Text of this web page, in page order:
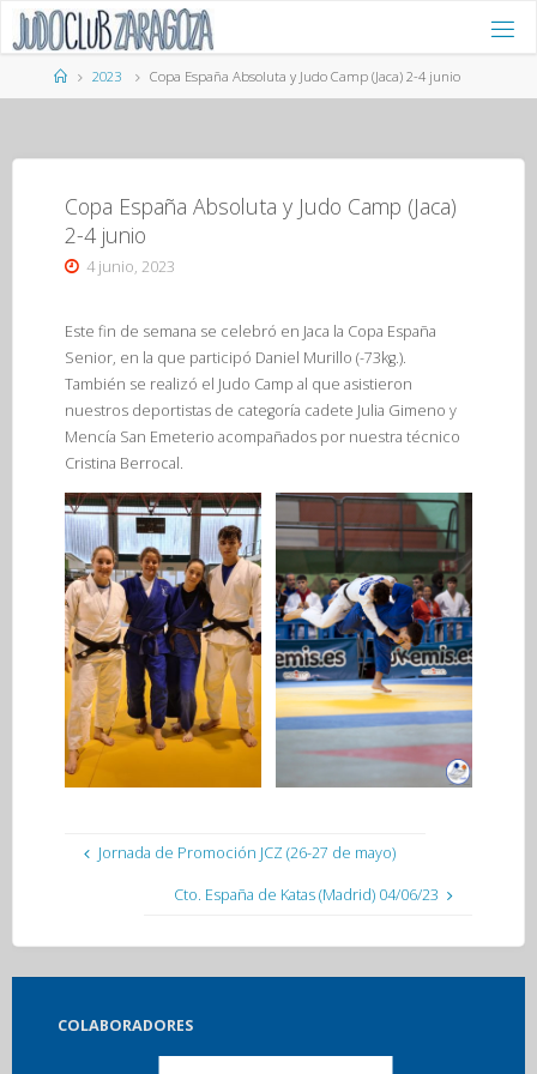
Saltar
contenidoPágina
de
2023 Copa España Absoluta y Judo Camp (Jaca) 2-4 junio
Copa España Absoluta y Judo Camp (Jaca)
2-4 junio
4 junio, 2023
Este fin de semana se celebró en Jaca la Copa España
Senior, en la que participó Daniel Murillo (-73kg.).
También se realizó el Judo Camp al que asistieron
nuestros deportistas de categoría cadete Julia Gimeno y
Mencía San Emeterio acompañados por nuestra técnico
Cristina Berrocal.
Jornada de Promoción JCZ (26-27 de mayo)
Cto. España de Katas (Madrid) 04/06/23
COLABORADORES